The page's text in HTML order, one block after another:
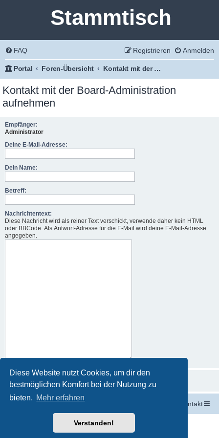
Diese Website nutzt Cookies, um dir den
bestmöglichen Komfort bei der Nutzung zu
bieten. Mehr erfahren
Verstanden!
Stammtisch
FAQ Anmelden
Registrieren
Portal Foren-Übersicht Kontakt mit der Board-Administration aufnehmen
Kontakt mit der Board-Administration
aufnehmen
Empfänger:
Administrator
Deine E-Mail-Adresse:
Dein Name:
Betreff:
Nachrichtentext:
Diese Nachricht wird als reiner Text verschickt, verwende daher kein HTML
oder BBCode. Als Antwort-Adresse für die E-Mail wird deine E-Mail-Adresse
angegeben.
Startseite Portal Kontakt
phpBB ® Forum Software © phpBB Limited
Deutsche Übersetzung durch